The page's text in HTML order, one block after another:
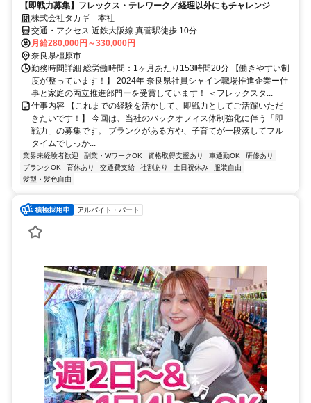
【即戦力募集】フレックス・テレワーク／経理以外にもチャレンジ
株式会社タカギ 本社
交通・アクセス 近鉄大阪線 真菅駅徒歩 10分
月給280,000円～330,000円
奈良県橿原市
勤務時間詳細 総労働時間：1ヶ月あたり153時間20分 【働きやすい制
度が整っています！】 2024年 奈良県社員シャイン職場推進企業ー仕
事と家庭の両立推進部門ーを受賞しています！ ＜フレックスタ...
仕事内容 【これまでの経験を活かして、即戦力としてご活躍いただ
きたいです！】 今回は、当社のバックオフィス体制強化に伴う「即
戦力」の募集です。 ブランクがある方や、子育てが一段落してフル
タイムでしっか...
業界未経験者歓迎 副業・WワークOK 資格取得支援あり 車通勤OK
研修あり
ブランクOK
育休あり 交通費支給 社割あり 土日祝休み
服装自由
髪型・髪色自由
アルバイト・パート